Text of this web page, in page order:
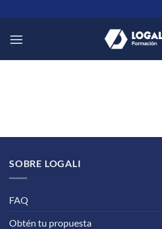
al
contenido
SOBRE LOGALI
FAQ
Obtén tu propuesta